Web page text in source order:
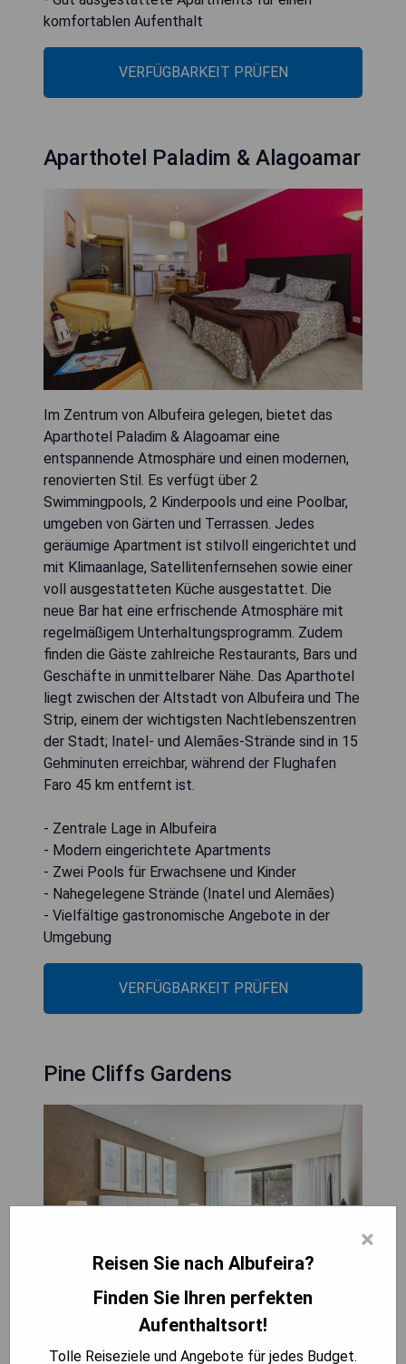
komfortablen Aufenthalt
VERFÜGBARKEIT PRÜFEN
Aparthotel Paladim & Alagoamar
Im Zentrum von Albufeira gelegen, bietet das
Aparthotel Paladim & Alagoamar eine
entspannende Atmosphäre und einen modernen,
renovierten Stil. Es verfügt über 2
Swimmingpools, 2 Kinderpools und eine Poolbar,
umgeben von Gärten und Terrassen. Jedes
geräumige Apartment ist stilvoll eingerichtet und
mit Klimaanlage, Satellitenfernsehen sowie einer
voll ausgestatteten Küche ausgestattet. Die
neue Bar hat eine erfrischende Atmosphäre mit
regelmäßigem Unterhaltungsprogramm. Zudem
finden die Gäste zahlreiche Restaurants, Bars und
Geschäfte in unmittelbarer Nähe. Das Aparthotel
liegt zwischen der Altstadt von Albufeira und The
Strip, einem der wichtigsten Nachtlebenszentren
der Stadt; Inatel- und Alemães-Strände sind in 15
Gehminuten erreichbar, während der Flughafen
Faro 45 km entfernt ist.
- Zentrale Lage in Albufeira
- Modern eingerichtete Apartments
- Zwei Pools für Erwachsene und Kinder
- Nahegelegene Strände (Inatel und Alemães)
- Vielfältige gastronomische Angebote in der
Umgebung
VERFÜGBARKEIT PRÜFEN
Pine Cliffs Gardens
×
Reisen Sie nach Albufeira?
Finden Sie Ihren perfekten
Aufenthaltsort!
Tolle Reiseziele und Angebote für jedes Budget.